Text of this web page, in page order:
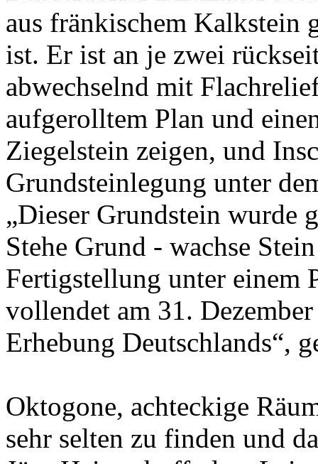
aus fränkischem Kalkstein
ist. Er ist an je zwei
abwechselnd mit
aufgerolltem Plan und
Ziegelstein zeigen, und
Grundsteinlegung unter
„Dieser Grundstein wurde
Stehe Grund - wachse
Fertigstellung unter einem
vollendet am 31.
Erhebung Deutschlands“,
Oktogone, achteckige
sehr selten zu finden und